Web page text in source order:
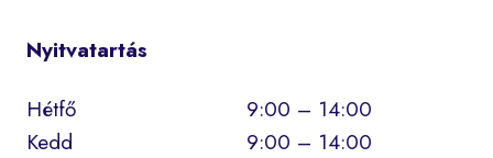
Nyitvatartás
Hétfő
Kedd
9:00 – 14:00
9:00 – 14:00